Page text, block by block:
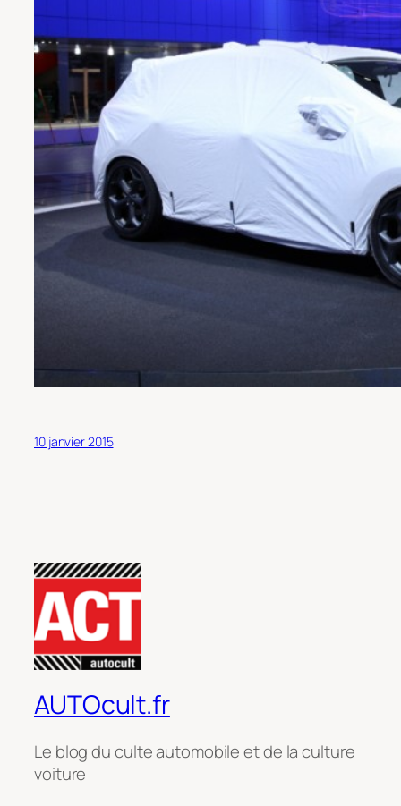
10 janvier 2015
AUTOcult.fr
Le blog du culte automobile et de la culture
voiture